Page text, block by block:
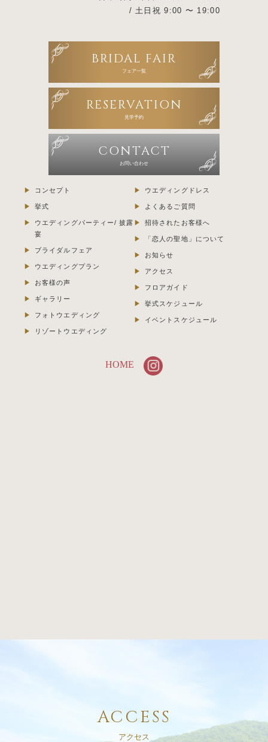
/ 土日祝 9:00 〜 19:00
BRIDAL FAIR
フェア一覧
RESERVATION
見学予約
CONTACT
お問い合わせ
コンセプト
挙式
ウエディングパーティー/ 披露
宴
ブライダルフェア
ウエディングプラン
お客様の声
ギャラリー
フォトウエディング
リゾートウエディング
ウエディングドレス
よくあるご質問
招待されたお客様へ
「恋人の聖地」について
お知らせ
アクセス
フロアガイド
挙式スケジュール
イベントスケジュール
HOME
ACCESS
アクセス